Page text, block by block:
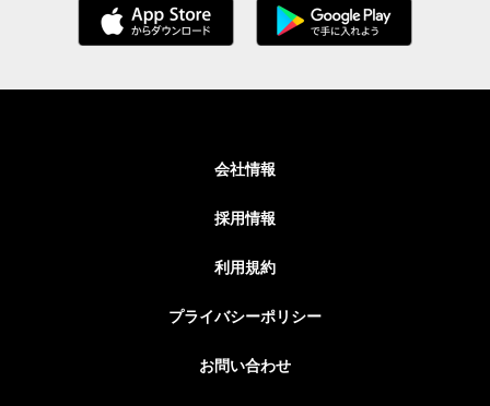
会社情報
採用情報
利用規約
プライバシーポリシー
お問い合わせ